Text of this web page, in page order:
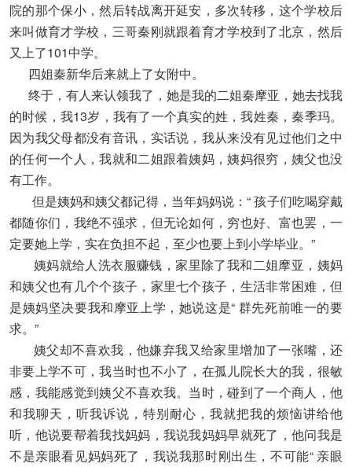
院的那个保小，然后转战离开延安，多次转移，这个学校后
来叫做育才学校，三哥秦刚就跟着育才学校到了北京，然后
又上了101中学。
四姐秦新华后来就上了女附中。
终于，有人来认领我了，她是我的二姐秦摩亚，她去找我
的时候，我13岁，我有了一个真实的姓，我姓秦，秦季玛。
因为我父母都没有音讯，实话说，我从来没有见过他们之中
的任何一个人，我就和二姐跟着姨妈，姨妈很穷，姨父也没
有工作。
但是姨妈和姨父都记得，当年妈妈说：“ 孩子们吃喝穿戴
都随你们，我绝不强求，但无论如何，穷也好、富也罢，一
定要她上学，实在负担不起，至少也要上到小学毕业。”
姨妈就给人洗衣服赚钱，家里除了我和二姐摩亚，姨妈
和姨父也有几个个孩子，家里七个孩子，生活非常困难，但
是姨妈坚决要我和摩亚上学，她说这是“ 群先死前唯一的要
求。”
姨父却不喜欢我，他嫌弃我又给家里增加了一张嘴，还
非要上学不可，我当时也不小了，在孤儿院长大的我，很敏
感，我能感觉到姨父不喜欢我。当时，碰到了一个商人，他
和我聊天，听我诉说，特别耐心，我就把我的烦恼讲给他
听，他说要帮着我找妈妈，我说我妈妈早就死了，他问我是
不是亲眼看见妈妈死了，我说我那时刚出生，不可能“ 亲眼